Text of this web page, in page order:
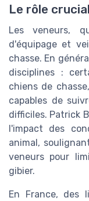
Le rôle
Les veneurs,
d'équipage et
chasse. En
disciplines :
chiens de
capables de
difficiles. Patrick
l'impact des
animal,
veneurs pour
gibier.
En France, des